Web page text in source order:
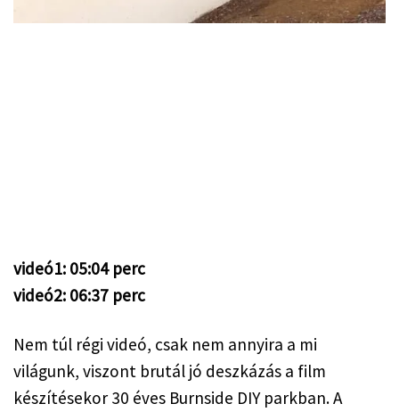
videó1: 05:04 perc
videó2: 06:37 perc
Nem túl régi videó, csak nem annyira a mi
világunk, viszont brutál jó deszkázás a film
készítésekor 30 éves Burnside DIY parkban. A